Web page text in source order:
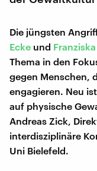
Die jüngsten
Ecke und
Thema in den
gegen Menschen,
engagieren. Neu
auf physische
Andreas Zick,
interdisziplinäre
Uni Bielefeld.